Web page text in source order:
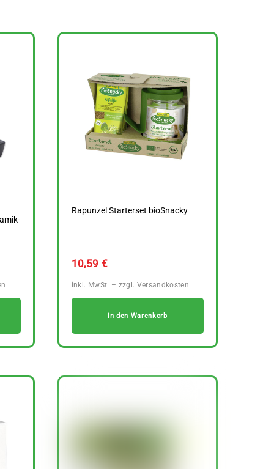
Rapunzel Starterset bioSnacky
10,59 €
In den Warenkorb